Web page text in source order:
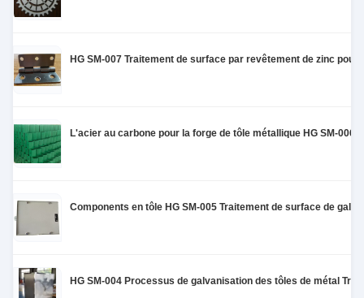
HG SM-007 Traitement de surface par revêtement de zinc
L'acier au carbone pour la forge de tôle métallique HG SM-006
Components en tôle HG SM-005 Traitement de surface de
HG SM-004 Processus de galvanisation des tôles de métal